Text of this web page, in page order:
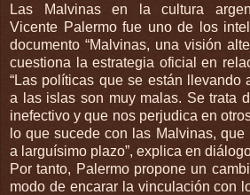
Las Malvinas en la cultura
Vicente Palermo fue uno de los
documento “Malvinas, una visión
cuestiona la estrategia oficial en
“Las políticas que se están llevando
a las islas son muy malas. Se trata
inefectivo y que nos perjudica en
lo que sucede con las Malvinas,
a larguísimo plazo”, explica en
Por tanto, Palermo propone un
modo de encarar la vinculación con